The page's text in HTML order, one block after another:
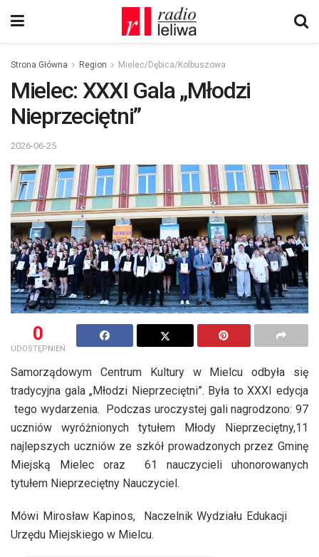
Strona Główna Region Mielec/Dębica/Kolbuszowa
Mielec: XXXI Gala „Młodzi
Nieprzeciętni”
2026-06-25
0
UDOSTĘPNIEŃ
Samorządowym Centrum Kultury w Mielcu odbyła się
tradycyjna gala „Młodzi Nieprzeciętni”. Była to XXXI edycja
tego wydarzenia. Podczas uroczystej gali nagrodzono: 97
uczniów wyróżnionych tytułem Młody Nieprzeciętny,11
najlepszych uczniów ze szkół prowadzonych przez Gminę
Miejską Mielec oraz 61 nauczycieli uhonorowanych
tytułem Nieprzeciętny Nauczyciel.
Mówi Mirosław Kapinos, Naczelnik Wydziału Edukacji
Urzędu Miejskiego w Mielcu.